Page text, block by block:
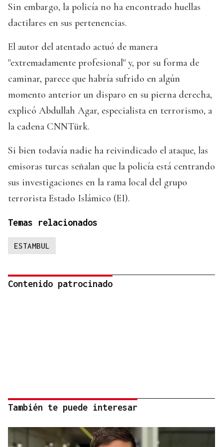
Sin embargo, la policía no ha encontrado huellas
dactilares en sus pertenencias.
El autor del atentado actuó de manera
"extremadamente profesional" y, por su forma de
caminar, parece que habría sufrido en algún
momento anterior un disparo en su pierna derecha,
explicó Abdullah Agar, especialista en terrorismo, a
la cadena CNNTürk.
Si bien todavía nadie ha reivindicado el ataque, las
emisoras turcas señalan que la policía está centrando
sus investigaciones en la rama local del grupo
terrorista Estado Islámico (EI).
Temas relacionados
ESTAMBUL
Contenido patrocinado
También te puede interesar